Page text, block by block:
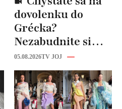
dovolenku do
Grécka?
Nezabudnite si
odtiaľ uloviť tieto
štýlové kúsky
05.08.2026TV JOJ